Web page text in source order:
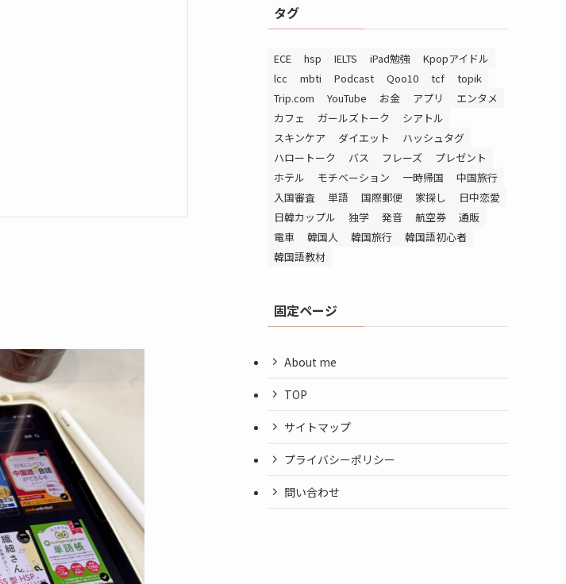
タグ
ECE hsp IELTS iPad勉強
Kpopアイドル
lcc
mbti Podcast Qoo10 tcf
topik
Trip.com
YouTube お金 アプリ
エンタメ
カフェ
ガールズトーク
シアトル
スキンケア
ダイエット
ハッシュタグ
ハロートーク
バス フレーズ
プレゼント
ホテル
モチベーション 一時帰国
中国旅行
入国審査
単語 国際郵便 家探し
日中恋愛
日韓カップル
独学 発音 航空券
通販
電車
韓国人 韓国旅行
韓国語初心者
韓国語教材
固定ページ
About me
TOP
サイトマップ
プライバシーポリシー
問い合わせ